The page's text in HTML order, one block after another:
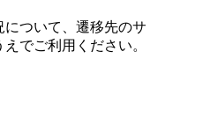
ついて、遷移先のサ
でご利用ください。